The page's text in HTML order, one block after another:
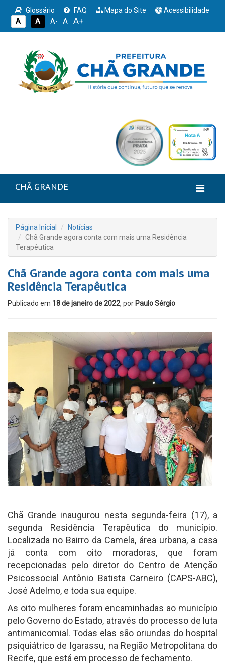
Glossário FAQ Mapa do Site
Acessibilidade
A
A A- A A+
CHÃ GRANDE
Página Inicial
Notícias
Chã Grande agora conta com mais uma Residência
Terapêutica
Chã Grande agora conta com mais uma
Residência Terapêutica
Publicado em 18 de janeiro de 2022, por Paulo Sérgio
Chã Grande inaugurou nesta segunda-feira (17), a
segunda Residência Terapêutica do município.
Localizada no Bairro da Camela, área urbana, a casa
já conta com oito moradoras, que foram
recepcionadas pelo diretor do Centro de Atenção
Psicossocial Antônio Batista Carneiro (CAPS-ABC),
José Adelmo, e toda sua equipe.
As oito mulheres foram encaminhadas ao município
pelo Governo do Estado, através do processo de luta
antimanicomial. Todas elas são oriundas do hospital
psiquiátrico de Igarassu, na Região Metropolitana do
Recife, que está em processo de fechamento.